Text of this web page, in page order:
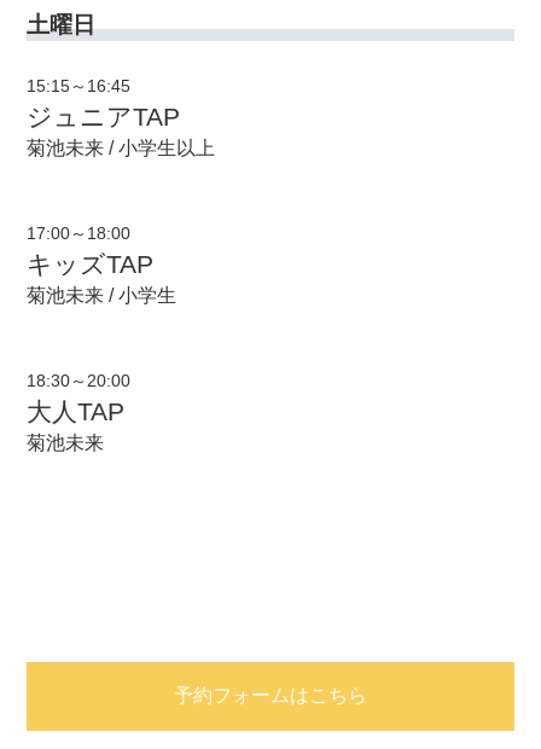
土曜日
15:15～16:45
ジュニアTAP
菊池未来 / 小学生以上
17:00～18:00
キッズTAP
菊池未来 / 小学生
18:30～20:00
大人TAP
菊池未来
予約フォームはこちら